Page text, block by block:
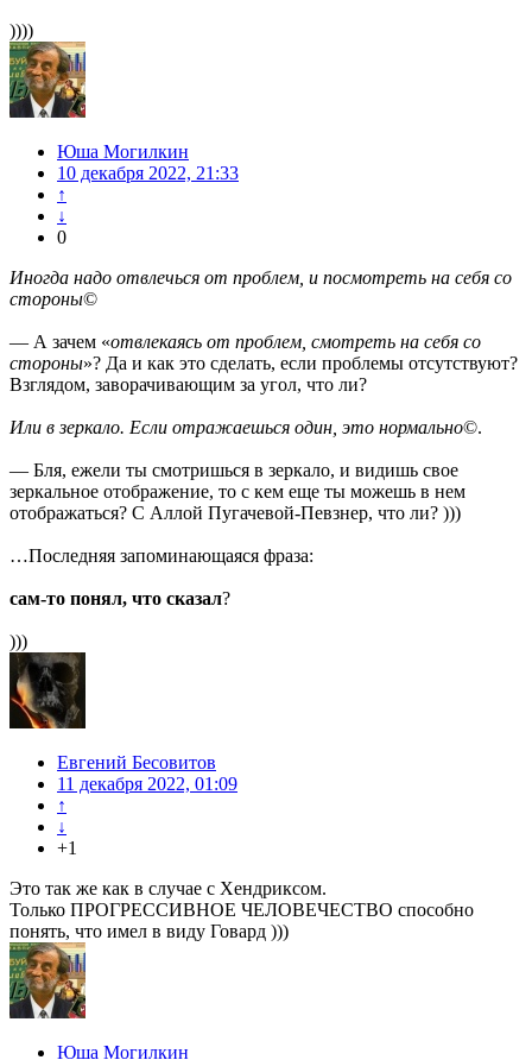
))))
Юша Могилкин
10 декабря 2022, 21:33
↑
↓
0
Иногда надо отвлечься от проблем, и посмотреть на себя со
стороны©
— А зачем «отвлекаясь от проблем, смотреть на себя со
стороны»? Да и как это сделать, если проблемы отсутствуют?
Взглядом, заворачивающим за угол, что ли?
Или в зеркало. Если отражаешься один, это нормально©.
— Бля, ежели ты смотришься в зеркало, и видишь свое
зеркальное отображение, то с кем еще ты можешь в нем
отображаться? С Аллой Пугачевой-Певзнер, что ли? )))
…Последняя запоминающаяся фраза:
сам-то понял, что сказал?
)))
Евгений Бесовитов
11 декабря 2022, 01:09
↑
↓
+1
Это так же как в случае с Хендриксом.
Только ПРОГРЕССИВНОЕ ЧЕЛОВЕЧЕСТВО способно
понять, что имел в виду Говард )))
Юша Могилкин